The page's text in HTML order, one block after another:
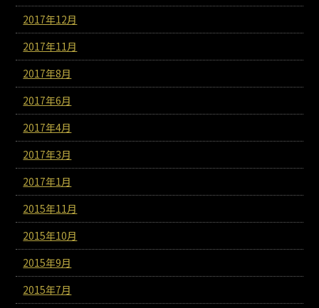
2017年12月
2017年11月
2017年8月
2017年6月
2017年4月
2017年3月
2017年1月
2015年11月
2015年10月
2015年9月
2015年7月